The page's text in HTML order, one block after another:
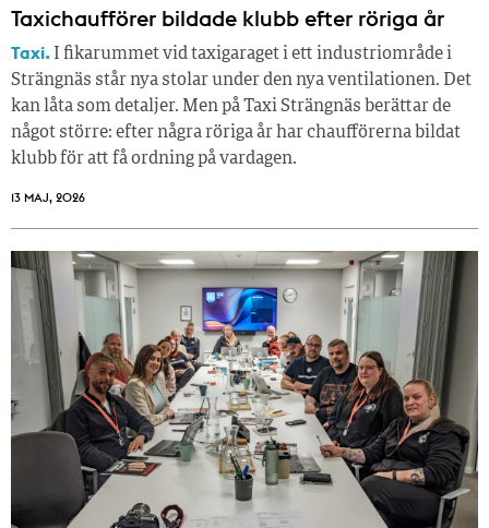
Taxichaufförer bildade klubb efter röriga år
Taxi. I fikarummet vid taxigaraget i ett industriområde i
Strängnäs står nya stolar under den nya ventilationen. Det
kan låta som detaljer. Men på Taxi Strängnäs berättar de
något större: efter några röriga år har chaufförerna bildat
klubb för att få ordning på vardagen.
13 MAJ, 2026